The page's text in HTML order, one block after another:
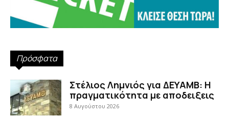
Πρόσφατα
Στέλιος Λημνιός για ΔΕΥΑΜΒ: Η
πραγματικότητα με αποδειξεις
8 Αυγούστου 2026